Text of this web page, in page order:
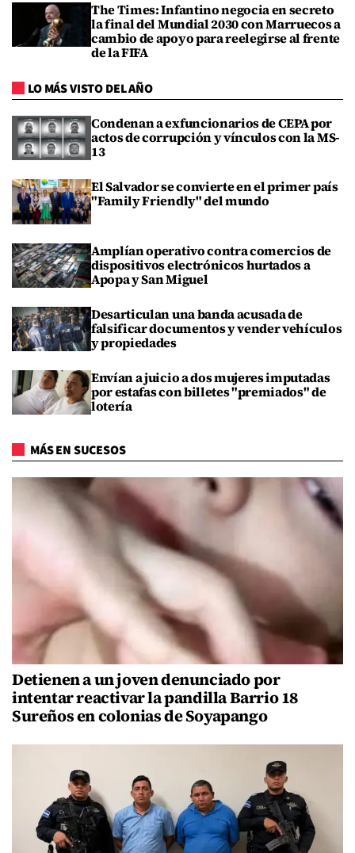
The Times: Infantino negocia en secreto
la final del Mundial 2030 con Marruecos a
cambio de apoyo para reelegirse al frente
de la FIFA
LO MÁS VISTO DEL AÑO
Condenan a exfuncionarios de CEPA por
actos de corrupción y vínculos con la MS-
13
El Salvador se convierte en el primer país
"Family Friendly" del mundo
Amplían operativo contra comercios de
dispositivos electrónicos hurtados a
Apopa y San Miguel
Desarticulan una banda acusada de
falsificar documentos y vender vehículos
y propiedades
Envían a juicio a dos mujeres imputadas
por estafas con billetes "premiados" de
lotería
MÁS EN SUCESOS
Detienen a un joven denunciado por
intentar reactivar la pandilla Barrio 18
Sureños en colonias de Soyapango